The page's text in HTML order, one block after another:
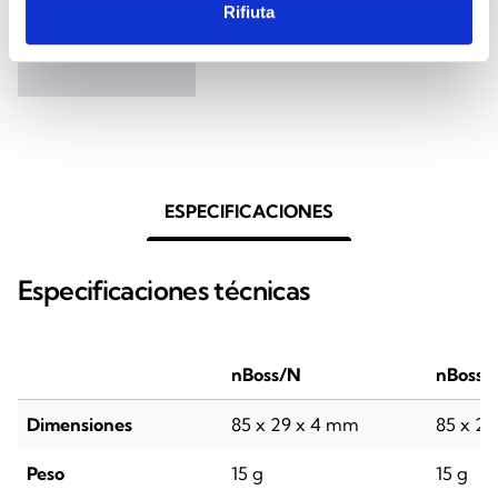
Rifiuta
Tarjeta de plástico
ESPECIFICACIONES
Especificaciones técnicas
nBoss/N nBoss/
Dimensiones 85 x 29 x 4 mm 85 x
Peso 15 g 15 g